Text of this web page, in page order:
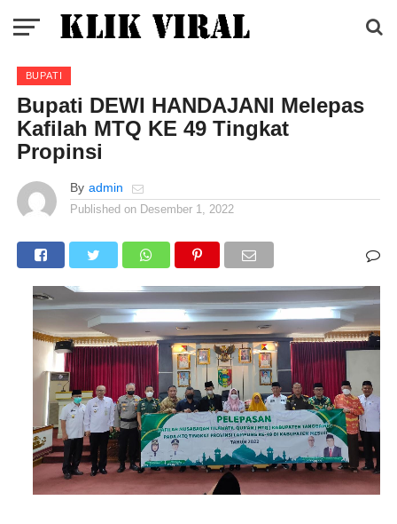
BUPATI
Bupati DEWI HANDAJANI Melepas
Kafilah MTQ KE 49 Tingkat
Propinsi
By admin
Published on Desember 1, 2022